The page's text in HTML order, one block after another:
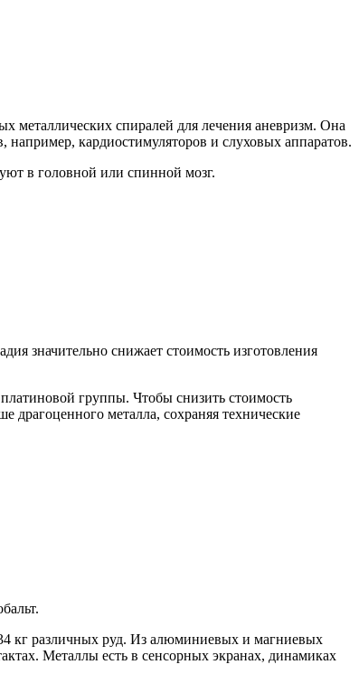
металлических спиралей для лечения аневризм. Она
кардиостимуляторов и слуховых аппаратов.
в головной или спинной мозг.
значительно снижает стоимость изготовления
группы. Чтобы снизить стоимость
драгоценного металла, сохраняя технические
кг различных руд. Из алюминиевых и магниевых
Металлы есть в сенсорных экранах, динамиках